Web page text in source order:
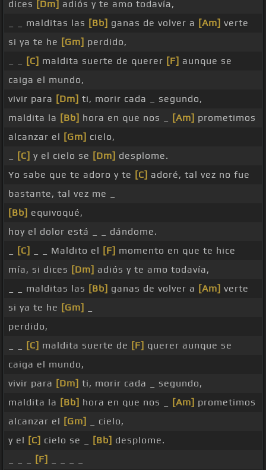
dices [Dm] adiós y te amo todavía,
_ _ malditas las [Bb] ganas de volver a [Am] verte
si ya te he [Gm] perdido,
[C] maldita suerte de querer [F] aunque se
caiga el mundo,
vivir para [Dm] ti, morir cada _ segundo,
maldita la [Bb] hora en que nos _ [Am] prometimos
alcanzar el [Gm] cielo,
[C] y el cielo se [Dm] desplome.
Yo sabe que te adoro y te [C] adoré, tal vez no fue
bastante, tal vez me _
[Bb] equivoqué,
hoy el dolor está _ _ dándome.
[C] _ _ Maldito el [F] momento en que te hice
mía, si dices [Dm] adiós y te amo todavía,
_ _ malditas las [Bb] ganas de volver a [Am] verte
si ya te he [Gm]
perdido,
[C] maldita suerte de [F] querer aunque se
caiga el mundo,
vivir para [Dm] ti, morir cada _ segundo,
maldita la [Bb] hora en que nos _ [Am] prometimos
alcanzar el [Gm]
_ cielo,
y el [C] cielo se _ [Bb] desplome.
[F]